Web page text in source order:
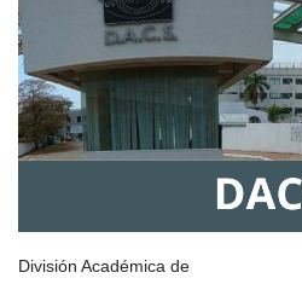
División Académica de